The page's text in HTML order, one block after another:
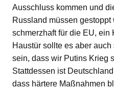
Ausschluss kommen und
Russland müssen
schmerzhaft für die EU, ein
Haustür sollte es aber
sein, dass wir Putins Krieg
Stattdessen ist
dass härtere Maßnahmen